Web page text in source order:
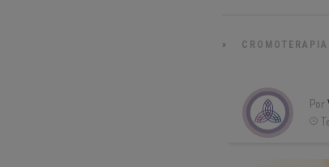
» CROMOTERAPIA
Por